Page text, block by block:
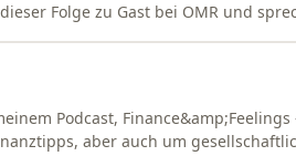
Folge zu Gast bei OMR und
Podcast,
aber auch um